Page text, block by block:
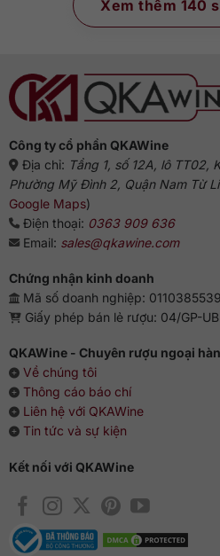
Xem thêm 140
Công ty cổ phần QKAWine
Địa chỉ: Tầng 1, số 12A, lô TT02,
Phường Mỹ Đình 2, Quận Nam Từ
Google Maps)
Điện thoại: 0363 909 636
Email: sales@qkawine.com
Chứng nhận kinh doanh
Mã số doanh nghiệp:
Giấy phép bán lẻ rượu: 04/GP-
QKAWine - Chuyên rượu ngoại
Về chúng tôi
Thông cáo báo chí
Liên hệ với QKAWine
Tin tức và sự kiện
Kết nối với QKAWine